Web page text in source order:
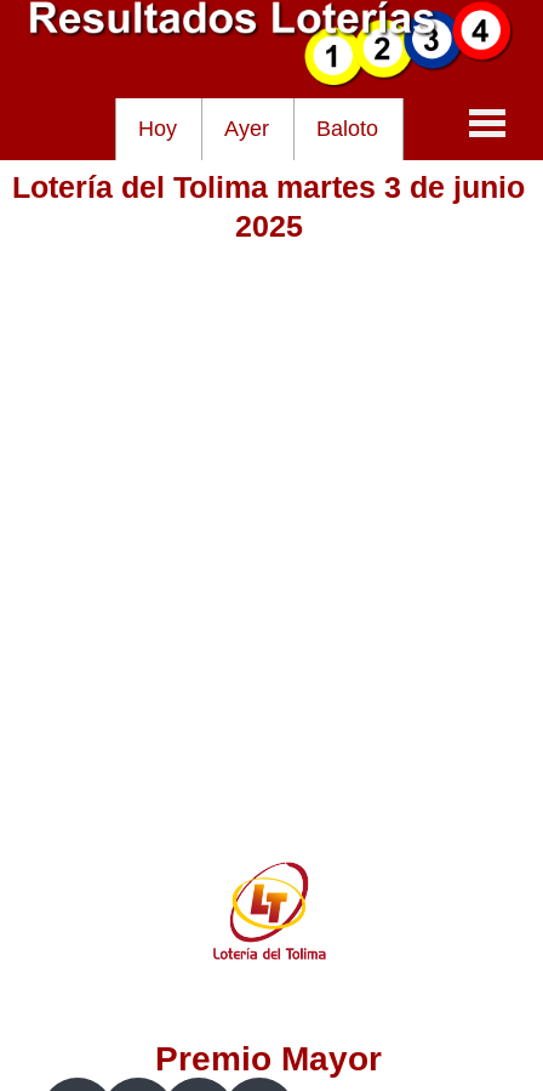
Hoy Ayer Baloto
Baloto
Lotería de Risaralda
Lotería de Santander
Lotería del Tolima martes 3 de junio
2025
Premio Mayor